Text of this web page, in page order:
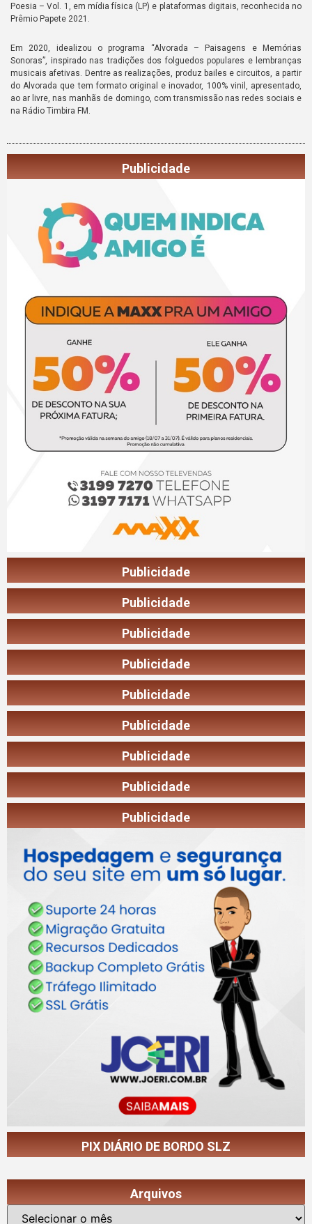
Poesia – Vol. 1, em mídia física (LP) e plataformas digitais, reconhecida no
Prêmio Papete 2021.
Em 2020, idealizou o programa “Alvorada – Paisagens e Memórias
Sonoras”, inspirado nas tradições dos folguedos populares e lembranças
musicais afetivas. Dentre as realizações, produz bailes e circuitos, a partir
do Alvorada que tem formato original e inovador, 100% vinil, apresentado,
ao ar livre, nas manhãs de domingo, com transmissão nas redes sociais e
na Rádio Timbira FM.
Publicidade
Publicidade
Publicidade
Publicidade
Publicidade
Publicidade
Publicidade
Publicidade
Publicidade
Publicidade
PIX DIÁRIO DE BORDO SLZ
Arquivos